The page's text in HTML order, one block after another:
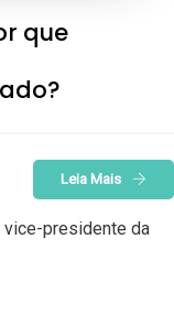
que
Leia Mais
vice-presidente da